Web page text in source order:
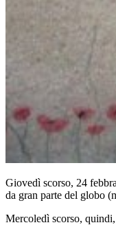
Giovedì scorso, 24
da gran parte del globo
Mercoledì scorso,